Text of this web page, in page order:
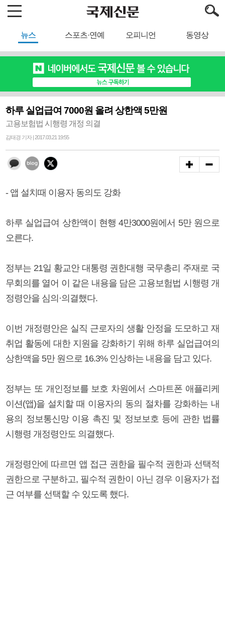
뉴스 스포츠·연예 오피니언 동영상
하루 실업급여 7000원 올려 상한액 5만원
고용보험법 시행령 개정 의결
김태경 기자 | 2017.03.21 19:55
- 앱 설치때 이용자 동의도 강화
하루 실업급여 상한액이 현행 4만3000원에서 5만 원으로
오른다.
정부는 21일 황교안 대통령 권한대행 국무총리 주재로 국
무회의를 열어 이 같은 내용을 담은 고용보험법 시행령 개
정령안을 심의·의결했다.
이번 개정령안은 실직 근로자의 생활 안정을 도모하고 재
취업 활동에 대한 지원을 강화하기 위해 하루 실업급여의
상한액을 5만 원으로 16.3% 인상하는 내용을 담고 있다.
정부는 또 개인정보를 보호 차원에서 스마트폰 애플리케
이션(앱)을 설치할 때 이용자의 동의 절차를 강화하는 내
용의 정보통신망 이용 촉진 및 정보보호 등에 관한 법률
시행령 개정령안도 의결했다.
개정령안에 따르면 앱 접근 권한을 필수적 권한과 선택적
권한으로 구분하고, 필수적 권한이 아닌 경우 이용자가 접
근 여부를 선택할 수 있도록 했다.